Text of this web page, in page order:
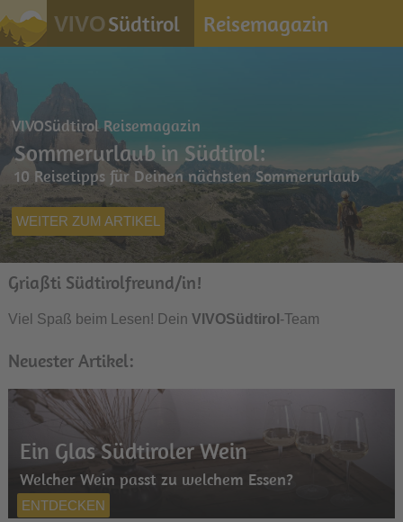
VIVOSüdtirol Reisemagazin
VIVOSüdtirol Reisemagazin
Sommerurlaub in Südtirol:
10 Reisetipps für Deinen nächsten Sommerurlaub
WEITER ZUM ARTIKEL
Griaßti Südtirolfreund/in!
Viel Spaß beim Lesen! Dein VIVOSüdtirol -Team
Neuester Artikel:
Ein Glas Südtiroler Wein
Welcher Wein passt zu welchem Essen?
ENTDECKEN